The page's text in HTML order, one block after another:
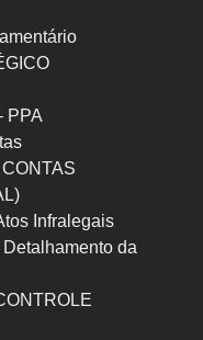
PPA
Infralegais
da